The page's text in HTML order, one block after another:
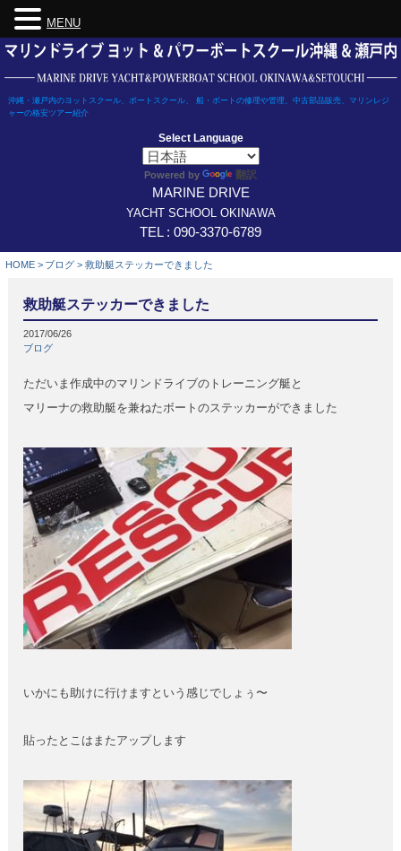
Skip
content
沖縄・瀬戸内のヨットスクール、ボートスクール、 船・ボートの修理や管理、中古部品販売、マリンレジ
ャーの格安ツアー紹介
Select Language
Powered by 翻訳
MARINE DRIVE
YACHT SCHOOL OKINAWA
TEL : 090-3370-6789
HOME > ブログ > 救助艇ステッカーできました
救助艇ステッカーできました
2017/06/26
ブログ
ただいま作成中のマリンドライブのトレーニング艇と
マリーナの救助艇を兼ねたボートのステッカーができました
いかにも助けに行けますという感じでしょぅ〜
貼ったとこはまたアップします
MENU